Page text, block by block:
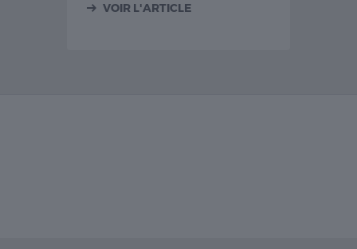
VOIR L'ARTICLE